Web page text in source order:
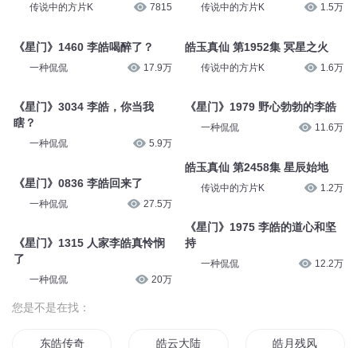
传说中的方片K 7815
《星门》1460 李皓喝醉了？
一种侃侃 17.9万
《星门》3034 李皓，你当我
瞎？
一种侃侃 5.9万
《星门》0836 李皓回来了
一种侃侃 27.5万
《星门》1315 人家李皓真怜悯
了
一种侃侃 20万
传说中的方片K 1.5万
皓玉真仙 第1952集 冥星之火
传说中的方片K 1.6万
《星门》1979 野心勃勃的李皓
一种侃侃 11.6万
皓玉真仙 第2458集 星辰始地
传说中的方片K 1.2万
《星门》1975 李皓的道心和坚
持
一种侃侃 12.2万
您是不是在找：
东皓传奇 皓云大陆 皓月残风